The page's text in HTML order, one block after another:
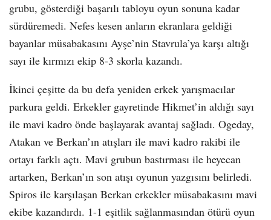
grubu, gösterdiği başarılı tabloyu oyun sonuna kadar
sürdüremedi. Nefes kesen anların ekranlara geldiği
bayanlar müsabakasını Ayşe’nin Stavrula’ya karşı altığı
sayı ile kırmızı ekip 8-3 skorla kazandı.
İkinci çeşitte da bu defa yeniden erkek yarışmacılar
parkura geldi. Erkekler gayretinde Hikmet’in aldığı sayı
ile mavi kadro önde başlayarak avantaj sağladı. Ogeday,
Atakan ve Berkan’ın atışları ile mavi kadro rakibi ile
ortayı farklı açtı. Mavi grubun bastırması ile heyecan
artarken, Berkan’ın son atışı oyunun yazgısını belirledi.
Spiros ile karşılaşan Berkan erkekler müsabakasını mavi
ekibe kazandırdı. 1-1 eşitlik sağlanmasından ötürü oyun